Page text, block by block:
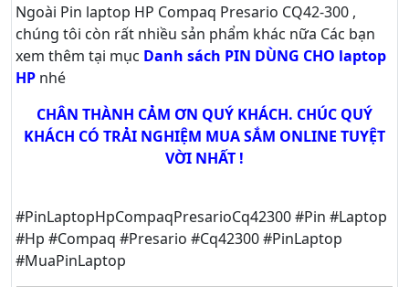
Ngoài Pin laptop HP Compaq Presario CQ42-300 ,
chúng tôi còn rất nhiều sản phẩm khác nữa Các bạn
xem thêm tại mục Danh sách PIN DÙNG CHO laptop
HP nhé
CHÂN THÀNH CẢM ƠN QUÝ KHÁCH. CHÚC QUÝ
KHÁCH CÓ TRẢI NGHIỆM MUA SẮM ONLINE TUYỆT
VỜI NHẤT !
#PinLaptopHpCompaqPresarioCq42300 #Pin #Laptop
#Hp #Compaq #Presario #Cq42300 #PinLaptop
#MuaPinLaptop